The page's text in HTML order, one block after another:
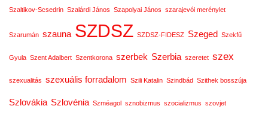
Szaltikov-Scsedrin Szalárdi János Szapolyai János szarajevói merénylet
Szarumán szauna SZDSZ SZDSZ-FIDESZ Szeged Szekfű
Gyula Szent Adalbert Szentkorona szerbek Szerbia szeretet szex
szexualitás szexuális forradalom Szili Katalin Szindbád Szithek bosszúja
Szlovákia Szlovénia Szméagol sznobizmus szocializmus szovjet